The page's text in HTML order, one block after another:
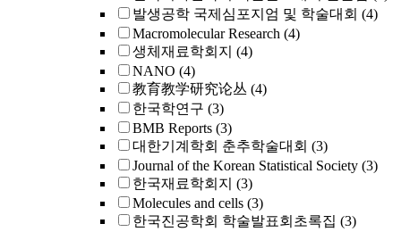
발생공학 국제심포지엄 및 학술대회 (4)
Macromolecular Research (4)
생체재료학회지 (4)
NANO (4)
教育教学研究论丛 (4)
한국학연구 (3)
BMB Reports (3)
대한기계학회 춘추학술대회 (3)
Journal of the Korean Statistical Society (3)
한국재료학회지 (3)
Molecules and cells (3)
한국진공학회 학술발표회초록집 (3)